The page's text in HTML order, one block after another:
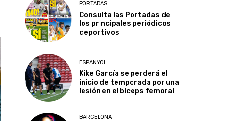
PORTADAS
Consulta las Portadas de
los principales periódicos
deportivos
ESPANYOL
Kike García se perderá el
inicio de temporada por una
lesión en el bíceps femoral
BARCELONA